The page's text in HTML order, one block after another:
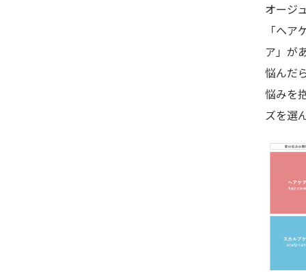
オージ
「ヘ
ア」が
悩んだ
悩みを
ズを選